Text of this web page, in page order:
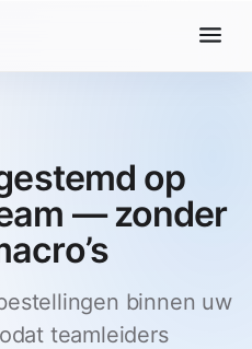
op
— zonder
binnen uw
teamleiders